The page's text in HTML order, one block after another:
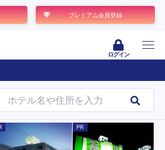
プレミアム会員登録
ログイン
PR